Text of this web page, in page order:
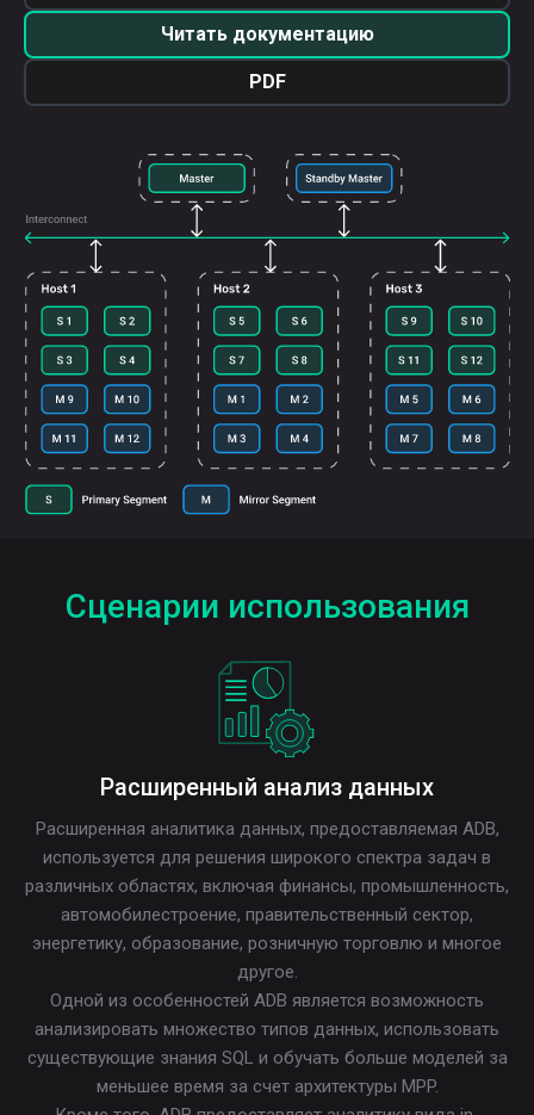
Читать документацию
PDF
Сценарии использования
Расширенный анализ данных
Расширенная аналитика данных, предоставляемая ADB,
используется для решения широкого спектра задач в
различных областях, включая финансы, промышленность,
автомобилестроение, правительственный сектор,
энергетику, образование, розничную торговлю и многое
другое.
Одной из особенностей ADB является возможность
анализировать множество типов данных, использовать
существующие знания SQL и обучать больше моделей за
меньшее время за счет архитектуры MPP.